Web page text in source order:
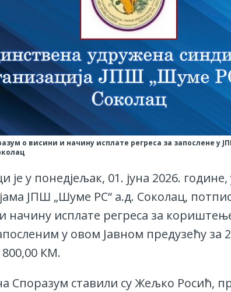
о висини и начину исплате регреса за запослене у
је у понедјељак, 01. јуна 2026. године,
ЈПШ „Шуме РС“ а.д. Соколац,
начину исплате регреса за
у овом Јавном предузећу за
800,00 КМ.
Споразум ставили су Жељко Росић,